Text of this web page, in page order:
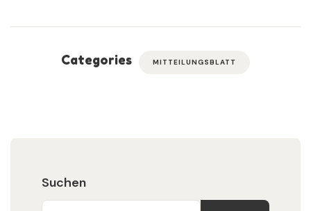
Categories MITTEILUNGSBLATT
Suchen